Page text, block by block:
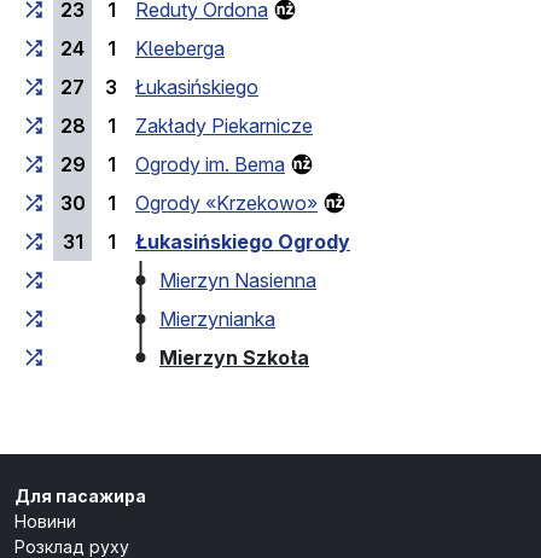
23
1
Reduty Ordona
24
1
Kleeberga
27
3
Łukasińskiego
28
1
Zakłady Piekarnicze
29
1
Ogrody im. Bema
30
1
Ogrody «Krzekowo»
31
1
Łukasińskiego Ogrody
Mierzyn Nasienna
Mierzynianka
Mierzyn Szkoła
Для пасажира
Новини
Розклад руху